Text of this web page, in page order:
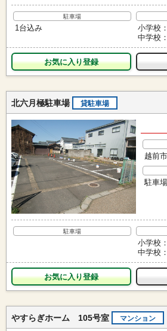
駐車場
1台込み
小学校
中学校
お気に入り
北六月極駐車場 貸駐車場
越前
駐車場
駐車場
小学校
中学校
お気に入り
やすらぎホーム 105号室 マンション